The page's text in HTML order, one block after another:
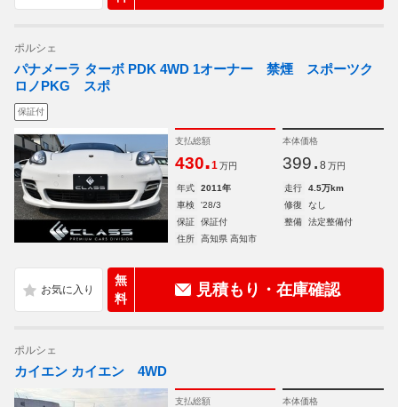
ポルシェ
パナメーラ ターボ PDK 4WD 1オーナー 禁煙 スポーツク
ロノPKG スポ
保証付
支払総額
430.1 万円
本体価格
399. 8 万円
年式 2011年 走行
4.5万km
車検
'28/3 修復
なし
保証
保証付 整備
法定整備付
住所
高知県 高知市
無
料
見積もり・在庫確認
ポルシェ
カイエン カイエン 4WD
支払総額 本体価格